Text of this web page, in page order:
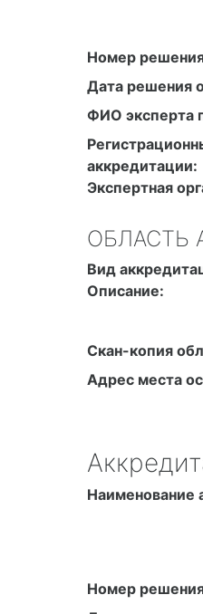
Номер
Дата решения
ФИО эксперта
аккредитации:
Экспертная
ОБЛАСТЬ
Вид
Описание:
Скан-копия
Адрес места
Наименование
Номер